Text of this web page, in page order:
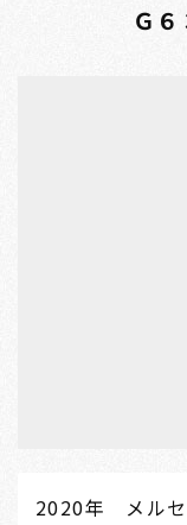
Ｇ
2020年 メル